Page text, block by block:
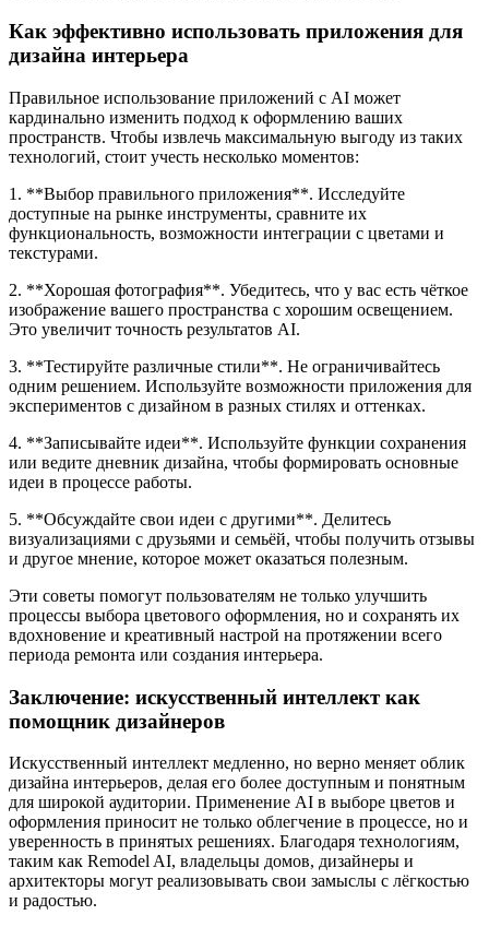
Как эффективно использовать приложения для
дизайна интерьера
Правильное использование приложений с AI может
кардинально изменить подход к оформлению ваших
пространств. Чтобы извлечь максимальную выгоду из таких
технологий, стоит учесть несколько моментов:
1. **Выбор правильного приложения**. Исследуйте
доступные на рынке инструменты, сравните их
функциональность, возможности интеграции с цветами и
текстурами.
2. **Хорошая фотография**. Убедитесь, что у вас есть чёткое
изображение вашего пространства с хорошим освещением.
Это увеличит точность результатов AI.
3. **Тестируйте различные стили**. Не ограничивайтесь
одним решением. Используйте возможности приложения для
экспериментов с дизайном в разных стилях и оттенках.
4. **Записывайте идеи**. Используйте функции сохранения
или ведите дневник дизайна, чтобы формировать основные
идеи в процессе работы.
5. **Обсуждайте свои идеи с другими**. Делитесь
визуализациями с друзьями и семьёй, чтобы получить отзывы
и другое мнение, которое может оказаться полезным.
Эти советы помогут пользователям не только улучшить
процессы выбора цветового оформления, но и сохранять их
вдохновение и креативный настрой на протяжении всего
периода ремонта или создания интерьера.
Заключение: искусственный интеллект как
помощник дизайнеров
Искусственный интеллект медленно, но верно меняет облик
дизайна интерьеров, делая его более доступным и понятным
для широкой аудитории. Применение AI в выборе цветов и
оформления приносит не только облегчение в процессе, но и
уверенность в принятых решениях. Благодаря технологиям,
таким как Remodel AI, владельцы домов, дизайнеры и
архитекторы могут реализовывать свои замыслы с лёгкостью
и радостью.